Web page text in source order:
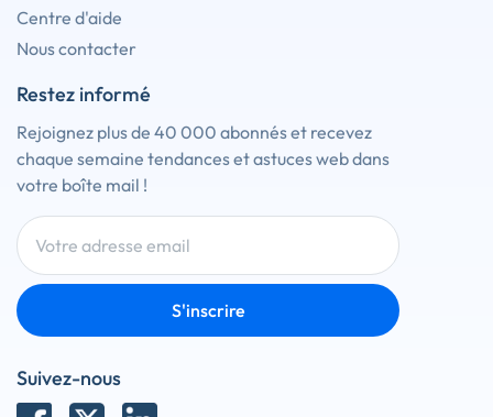
Centre d'aide
Nous contacter
Restez informé
Rejoignez plus de 40 000 abonnés et recevez
chaque semaine tendances et astuces web dans
votre boîte mail !
S'inscrire
Suivez-nous